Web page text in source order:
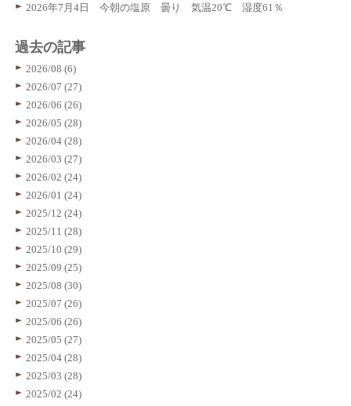
2026年7月4日 今朝の塩原 曇り 気温20℃ 湿度61％
過去の記事
2026/08 (6)
2026/07 (27)
2026/06 (26)
2026/05 (28)
2026/04 (28)
2026/03 (27)
2026/02 (24)
2026/01 (24)
2025/12 (24)
2025/11 (28)
2025/10 (29)
2025/09 (25)
2025/08 (30)
2025/07 (26)
2025/06 (26)
2025/05 (27)
2025/04 (28)
2025/03 (28)
2025/02 (24)